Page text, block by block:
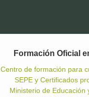
Formación Oficial
Centro de formación para
SEPE y Certificados
Ministerio de